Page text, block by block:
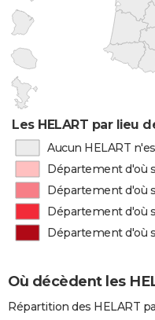
Les HELART par lieu
Aucun HELART
Département d'où
Département d'où
Département d'où
Département d'où
Où décèdent les
Répartition des HELART